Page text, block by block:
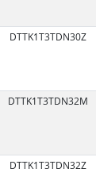
DTTK1T3TDN30Z
DTTK1T3TDN32M
DTTK1T3TDN32Z